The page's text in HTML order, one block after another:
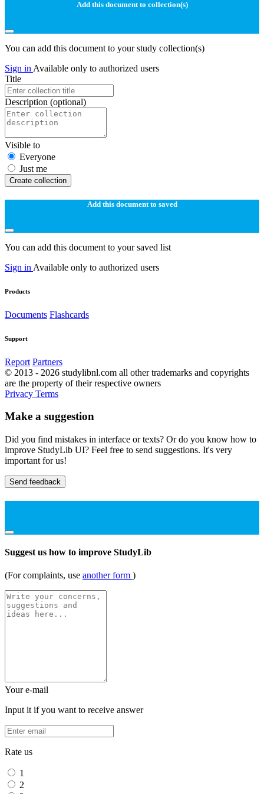
Add this document to collection(s)
You can add this document to your study collection(s)
Sign in Available only to authorized users
Title
Description (optional)
Visible to
Everyone
Just me
Create collection
Add this document to saved
You can add this document to your saved list
Sign in Available only to authorized users
Products
Documents Flashcards
Support
Report Partners
© 2013 - 2026 studylibnl.com all other trademarks and copyrights
are the property of their respective owners
Privacy Terms
Make a suggestion
Did you find mistakes in interface or texts? Or do you know how to
improve StudyLib UI? Feel free to send suggestions. It's very
important for us!
Send feedback
Suggest us how to improve StudyLib
(For complaints, use another form )
Your e-mail
Input it if you want to receive answer
Rate us
1
2